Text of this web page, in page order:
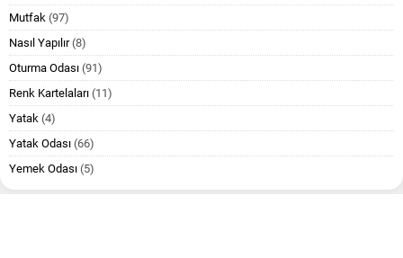
Mutfak (97)
Nasıl Yapılır(8)
Oturma Odası (91)
Renk Kartelaları (11)
Yatak (4)
Yatak Odası (66)
Yemek Odası (5)